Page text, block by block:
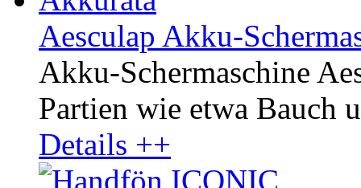
Aesculap Akku-
Akku-Schermaschine
Partien wie etwa Bauch
Details ++